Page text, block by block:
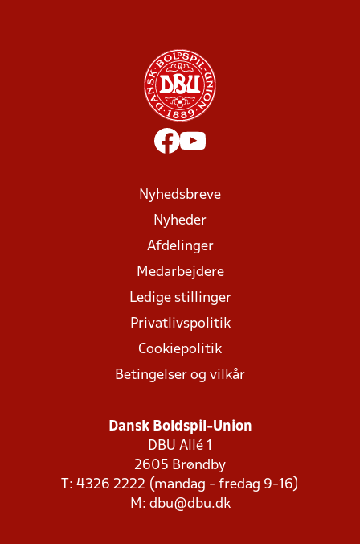
Nyhedsbreve
Nyheder
Afdelinger
Medarbejdere
Ledige stillinger
Privatlivspolitik
Cookiepolitik
Betingelser og vilkår
Dansk Boldspil-Union
DBU Allé 1
2605 Brøndby
T: 4326 2222 (mandag - fredag 9-16)
M: dbu@dbu.dk